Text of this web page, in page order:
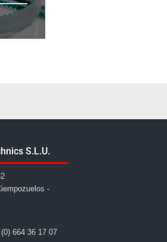
S.L.U.
-
664 36 17 07